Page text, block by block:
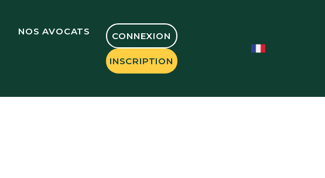
NOS AVOCATS CONNEXION
INSCRIPTION